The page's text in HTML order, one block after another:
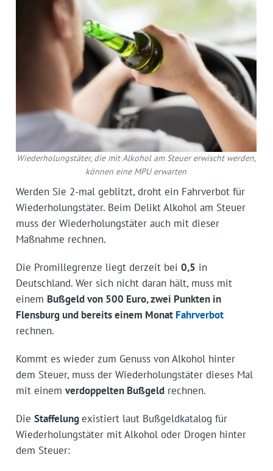
Wiederholungstäter, die mit Alkohol am Steuer erwischt werden,
können eine MPU erwarten
Werden Sie 2-mal geblitzt, droht ein Fahrverbot für
Wiederholungstäter. Beim Delikt Alkohol am Steuer
muss der Wiederholungstäter auch mit dieser
Maßnahme rechnen.
Die Promillegrenze liegt derzeit bei 0,5 in
Deutschland. Wer sich nicht daran hält, muss mit
einem Bußgeld von 500 Euro, zwei Punkten in
Flensburg und bereits einem Monat Fahrverbot
rechnen.
Kommt es wieder zum Genuss von Alkohol hinter
dem Steuer, muss der Wiederholungstäter dieses Mal
mit einem verdoppelten Bußgeldrechnen.
Die Staffelungexistiert laut Bußgeldkatalog für
Wiederholungstäter mit Alkohol oder Drogen hinter
dem Steuer: